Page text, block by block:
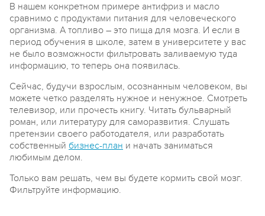
В нашем конкретном примере антифриз и масло
сравнимо с продуктами питания для человеческого
организма. А топливо – это пища для мозга. И если в
период обучения в школе, затем в университете у вас
не было возможности фильтровать заливаемую туда
информацию, то теперь она появилась.
Сейчас, будучи взрослым, осознанным человеком, вы
можете четко разделять нужное и ненужное. Смотреть
телевизор, или прочесть книгу. Читать бульварный
роман, или литературу для саморазвития. Слушать
претензии своего работодателя, или разработать
собственный бизнес-план и начать заниматься
любимым делом.
Только вам решать, чем вы будете кормить свой мозг.
Фильтруйте информацию.